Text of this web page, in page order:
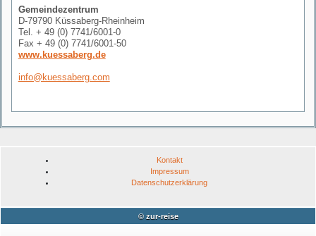
Gemeindezentrum
D-79790 Küssaberg-Rheinheim
Tel. + 49 (0) 7741/6001-0
Fax + 49 (0) 7741/6001-50
www.kuessaberg.de
info@kuessaberg.com
Kontakt
Impressum
Datenschutzerklärung
© zur-reise